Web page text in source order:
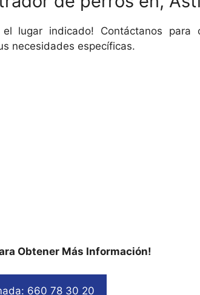
lugar indicado! Contáctanos
necesidades específicas.
Obtener Más Información!
660 78 30 20